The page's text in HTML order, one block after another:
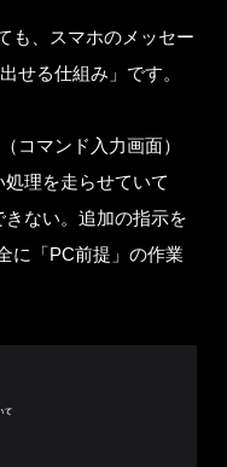
も、スマホのメッセー
せる仕組み」です。
コマンド入力画面）
理を走らせていて
ない。追加の指示を
に「PC前提」の作業